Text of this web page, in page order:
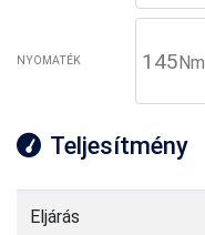
NYOMATÉK 145Nm
Teljesítmény
Eljárás